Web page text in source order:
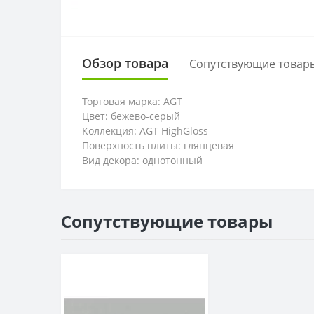
Обзор товара Сопутствующие
Торговая марка: AGT
Цвет: бежево-серый
Коллекция: AGT HighGloss
Поверхность плиты: глянцевая
Вид декора: однотонный
Сопутствующие товары